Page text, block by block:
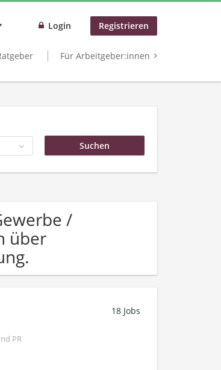
Login Registrieren
Für Arbeitgeber:innen
/
über
PR
18 Jobs